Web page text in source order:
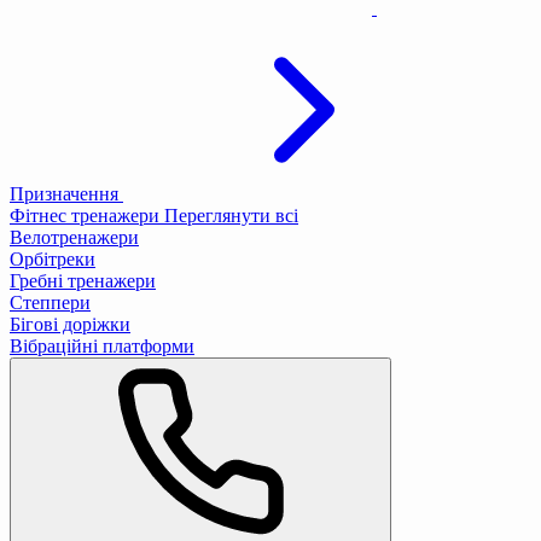
Призначення
Фітнес тренажери Переглянути всі
Велотренажери
Орбітреки
Гребні тренажери
Степпери
Бігові доріжки
Вібраційні платформи